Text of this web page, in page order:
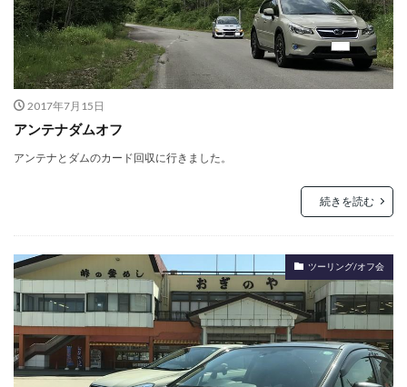
2017年7月15日
アンテナダムオフ
アンテナとダムのカード回収に行きました。
続きを読む
ツーリング/オフ会